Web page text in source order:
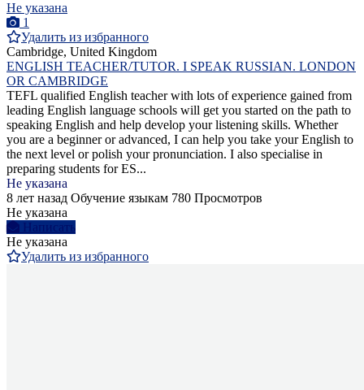
Не указана
1
Удалить из избранного
Cambridge, United Kingdom
ENGLISH TEACHER/TUTOR. I SPEAK RUSSIAN. LONDON
OR CAMBRIDGE
TEFL qualified English teacher with lots of experience gained from
leading English language schools will get you started on the path to
speaking English and help develop your listening skills. Whether
you are a beginner or advanced, I can help you take your English to
the next level or polish your pronunciation. I also specialise in
preparing students for ES...
Не указана
8 лет назад Обучение языкам 780 Просмотров
Не указана
Написать
Не указана
Удалить из избранного